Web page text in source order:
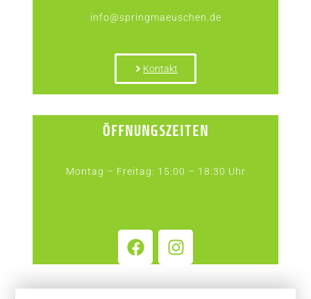
info@springmaeuschen.de
Kontakt
ÖFFNUNGSZEITEN
Montag – Freitag: 15:00 – 18:30 Uhr